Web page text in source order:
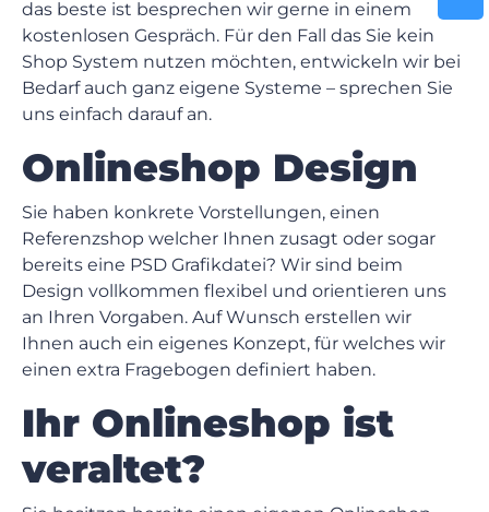
das beste ist besprechen wir gerne in einem
kostenlosen Gespräch. Für den Fall das Sie kein
Shop System nutzen möchten, entwickeln wir bei
Bedarf auch ganz eigene Systeme – sprechen Sie
uns einfach darauf an.
Onlineshop Design
Sie haben konkrete Vorstellungen, einen
Referenzshop welcher Ihnen zusagt oder sogar
bereits eine PSD Grafikdatei? Wir sind beim
Design vollkommen flexibel und orientieren uns
an Ihren Vorgaben. Auf Wunsch erstellen wir
Ihnen auch ein eigenes Konzept, für welches wir
einen extra Fragebogen definiert haben.
Ihr Onlineshop ist
veraltet?